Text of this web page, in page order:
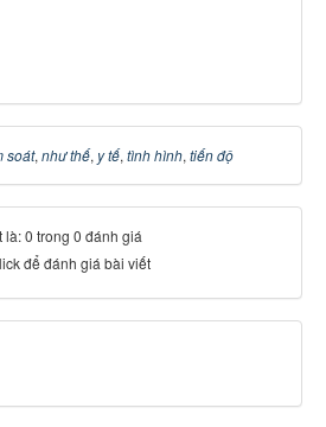
soát, như thế, y tế, tình hình, tiến độ
0 trong 0 đánh giá
để đánh giá bài viết